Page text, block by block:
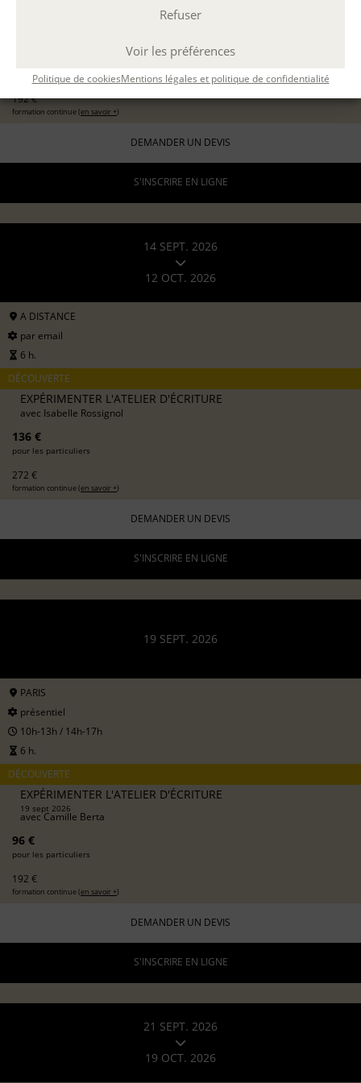
Refuser
Voir les préférences
Politique de cookiesMentions légales et politique de confidentialité
EXPÉRIMENTER L'ATELIER D'ÉCRITURE
pour les particuliers
192 €
formation continue (en savoir +)
DEMANDER UN DEVIS
S'INSCRIRE EN LIGNE
14 SEPT. 2026
12 OCT. 2026
A DISTANCE
par email
6 h.
DÉCOUVERTE
EXPÉRIMENTER L'ATELIER D'ÉCRITURE
avec Isabelle Rossignol
136 €
pour les particuliers
272 €
formation continue (en savoir +)
DEMANDER UN DEVIS
S'INSCRIRE EN LIGNE
19 SEPT. 2026
PARIS
présentiel
10h-13h / 14h-17h
6 h.
DÉCOUVERTE
EXPÉRIMENTER L'ATELIER D'ÉCRITURE
19 sept 2026
avecCamille Berta
96 €
pour les particuliers
192 €
formation continue (en savoir +)
DEMANDER UN DEVIS
S'INSCRIRE EN LIGNE
21 SEPT. 2026
19 OCT. 2026